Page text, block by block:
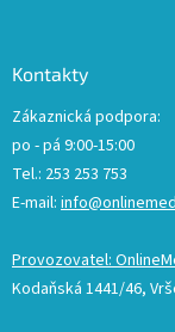
Kontakty
Zákaznická podpora:
po - pá 9:00-15:00
Tel.: 253 253 753
E-mail:
Provozovatel:
Kodaňská 1441/46,